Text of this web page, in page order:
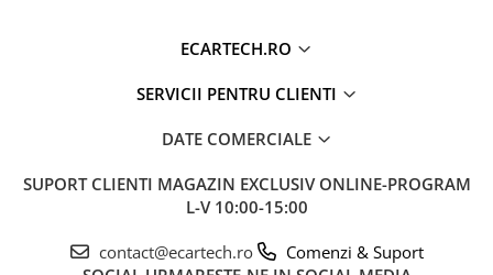
Unitatea integrează hardware un ventilator de
răcire activ. Acesta menține temperatura optimă a
procesorului Octa-Core chiar și în zilele toride de
simultană Waze + YouTube split-screen), prevenind
ECARTECH.RO
SERVICII PENTRU CLIENTI
DATE COMERCIALE
SUPORT CLIENTI MAGAZIN EXCLUSIV ONLINE-PROGRAM
L-V 10:00-15:00
contact@ecartech.ro
Comenzi & Suport